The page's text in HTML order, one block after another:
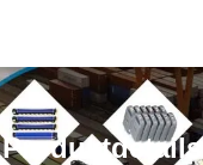
Produktdetails